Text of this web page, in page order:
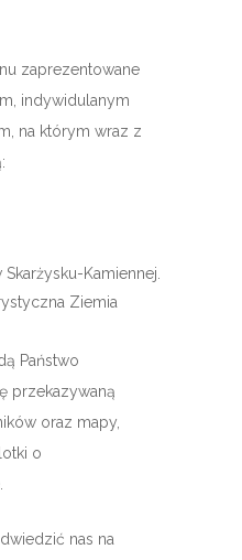
zaprezentowane
indywidulanym
na którym wraz z
Skarżysku-Kamiennej.
Ziemia
Państwo
przekazywaną
oraz mapy,
o
nas na